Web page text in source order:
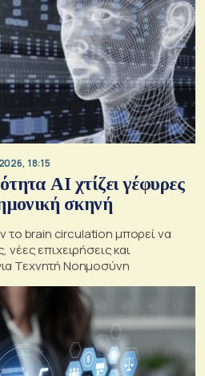
18:15
AI χτίζει γέφυρες
σκηνή
το brain circulation μπορεί να
επιχειρήσεις και
Τεχνητή Νοημοσύνη